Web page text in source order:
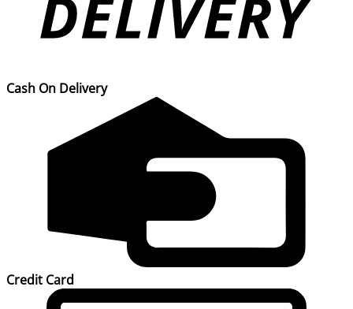
Cash On Delivery
Credit Card